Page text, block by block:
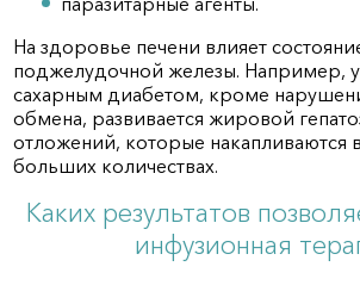
На здоровье печени влияет
поджелудочной железы. Например, у
сахарным диабетом, кроме
обмена, развивается жировой
отложений, которые накапливаются
больших количествах.
Каких результатов
инфузионная